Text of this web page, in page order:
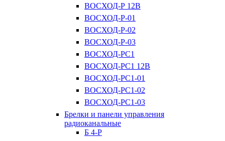
ВОСХОД-Р 12В
ВОСХОД-Р-01
ВОСХОД-Р-02
ВОСХОД-Р-03
ВОСХОД-РС1
ВОСХОД-РС1 12В
ВОСХОД-РС1-01
ВОСХОД-РС1-02
ВОСХОД-РС1-03
Брелки и панели управления
радиоканальные
Б 4-Р